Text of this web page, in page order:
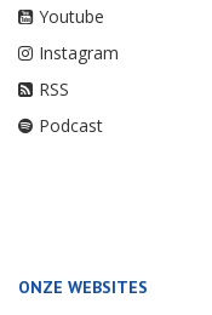
Youtube
Instagram
RSS
Podcast
ONZE WEBSITES